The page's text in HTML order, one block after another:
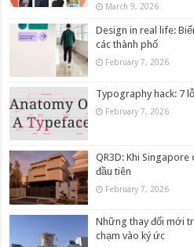
March 9, 2026
Design in real life:
các thành phố
February 7, 2026
Typography hack: 7
February 7, 2026
QR3D: Khi
đầu tiên
February 7, 2026
Những thay đổi mới
chạm vào ký ức